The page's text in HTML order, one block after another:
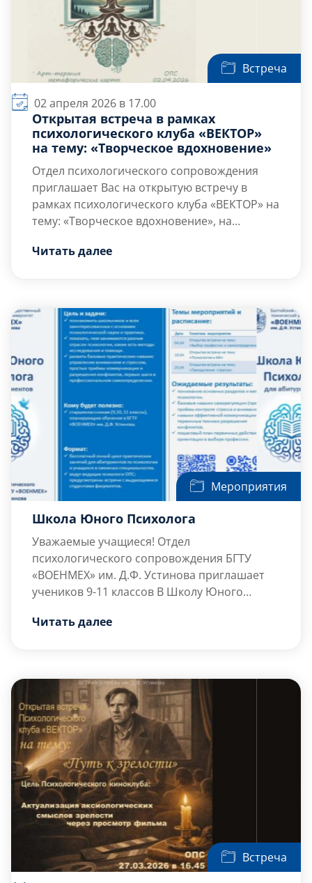
Встреча
02 апреля 2026 в 17.00
Открытая встреча в рамках
психологического клуба «ВЕКТОР»
на тему: «Творческое вдохновение»
Отдел психологического сопровождения
приглашает Вас на открытую встречу в
рамках психологического клуба «ВЕКТОР» на
тему: «Творческое вдохновение», на
творческий потенциал и научиться
психологического киноклуба, где искусство
Цель встречи— […]
Читать далее
Мероприятия
Школа Юного Психолога
Уважаемые учащиеся! Отдел
психологического сопровождения БГТУ
«ВОЕНМЕХ» им. Д.Ф. Устинова приглашает
учеников 9-11 классов В Школу Юного
познакомить школьников и всех
показать, чем занимаются разные
отрасли психологии, какие есть методы
исследования и помощи.
развить базовые практические навыки:
управление вниманием и стрессом,
простые приёмы […]
Читать далее
Встреча